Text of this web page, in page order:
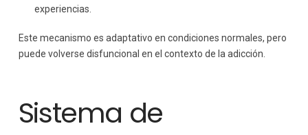
experiencias.
Este mecanismo es adaptativo en condiciones normales, pero
puede volverse disfuncional en el contexto de la adicción.
Sistema de